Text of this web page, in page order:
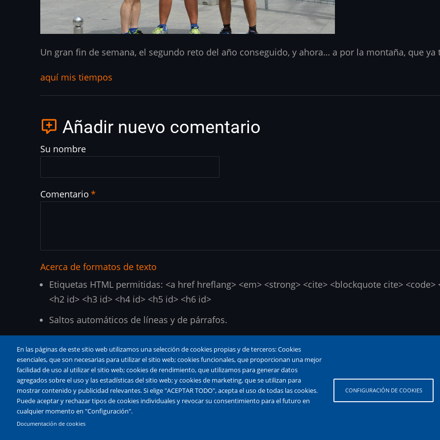
En las páginas de este sitio web utilizamos una selección de cookies propias y de terceros: Cookies
esenciales, que son necesarias para utilizar el sitio web; cookies funcionales, que proporcionan una mejor
facilidad de uso al utilizar el sitio web; cookies de rendimiento, que utilizamos para generar datos
agregados sobre el uso y las estadísticas del sitio web; y cookies de marketing, que se utilizan para
mostrar contenido y publicidad relevantes. Si elige "ACEPTAR TODO", acepta el uso de todas las cookies.
Puede aceptar y rechazar tipos de cookies individuales y revocar su consentimiento para el futuro en
cualquier momento en "Configuración".
Documentación de cookies
CONFIGURACIÓN DE COOKIES
Un gran fin de semana, el segundo reto del año conseguido, y ahora… a por la montaña, que ya
aquí mis tiempos
Añadir nuevo comentario
Su nombre
Comentario
Acerca de formatos de texto
Etiquetas HTML permitidas: <a href hreflang> <em> <strong> <cite> <blockquote cite>
<h2 id> <h3 id> <h4 id> <h5 id> <h6 id>
Saltos automáticos de líneas y de párrafos.
© 2026 andandaeh, All rights reserved.